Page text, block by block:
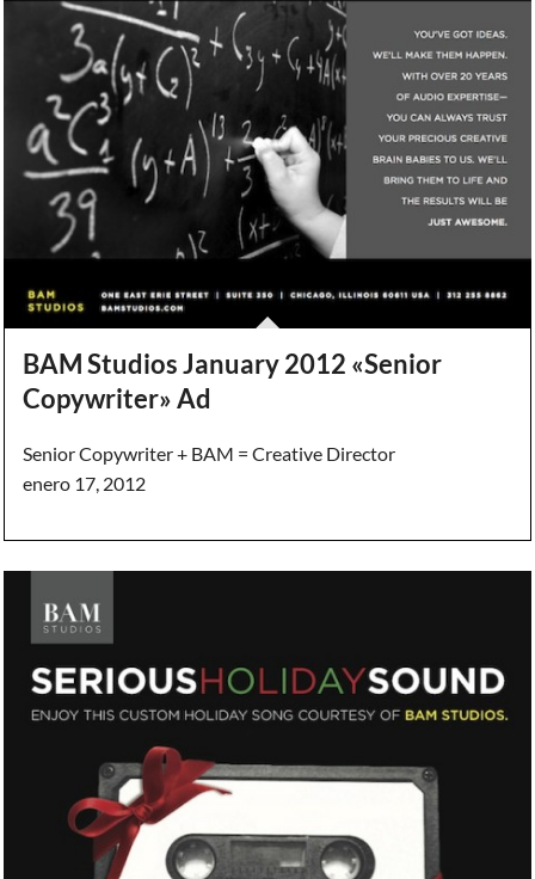
BAM Studios January 2012 «Senior
Copywriter» Ad
Senior Copywriter + BAM = Creative Director
enero 17, 2012